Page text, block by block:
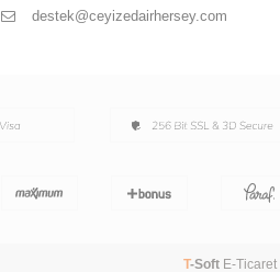
destek@ceyizedairhersey.com
T-Soft E-Ticaret